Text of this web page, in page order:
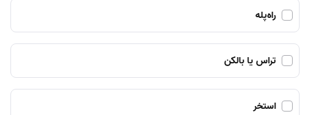
راه‌پله
تراس یا بالکن
استخر